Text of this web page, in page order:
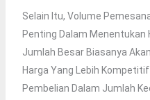
Selain Itu, Volume
Penting Dalam Menentukan
Jumlah Besar Biasanya
Harga Yang Lebih
Pembelian Dalam Jumlah